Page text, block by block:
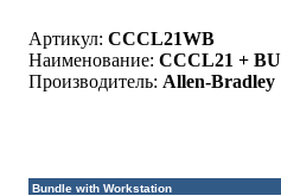
Артикул: CCCL21WB
Наименование: CCCL21 +
Производитель: Allen-Bradley
Bundle with Workstation